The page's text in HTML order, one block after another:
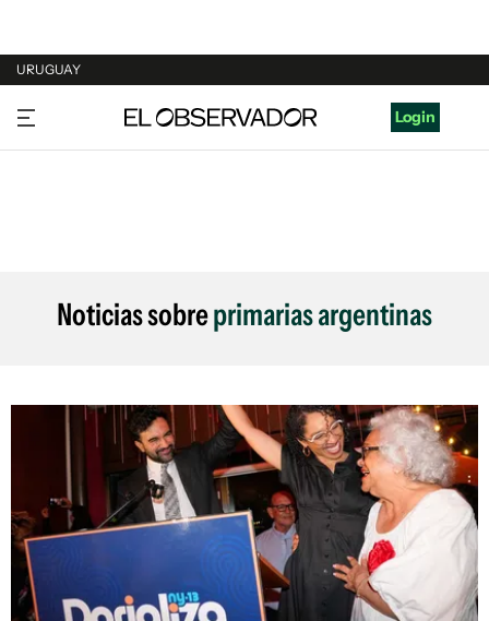
URUGUAY
URUGUAY
ARGENTINA
Login
Noticias sobreprimarias argentinas